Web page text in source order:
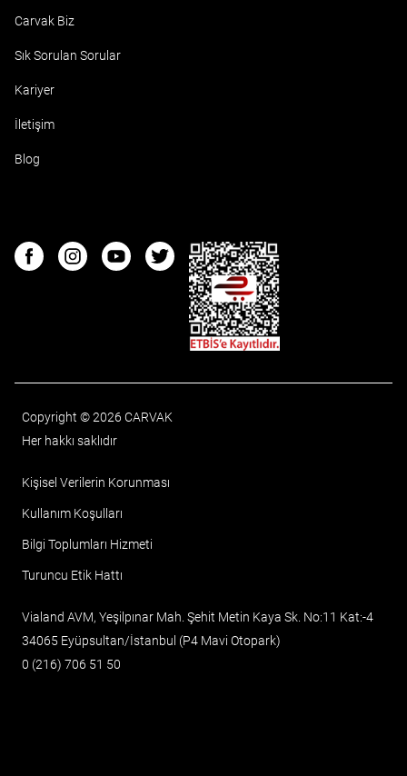
Carvak Biz
Sık Sorulan Sorular
Kariyer
İletişim
Blog
FacebookInstagramYoutubeTwitter
ETBIS
Copyright © 2026 CARVAK
Her hakkı saklıdır
Kişisel Verilerin Korunması
Kullanım Koşulları
Bilgi Toplumları Hizmeti
Turuncu Etik Hattı
Vialand AVM, Yeşilpınar Mah. Şehit Metin Kaya Sk. No:11 Kat:-4
34065 Eyüpsultan/İstanbul (P4 Mavi Otopark)
0 (216) 706 51 50